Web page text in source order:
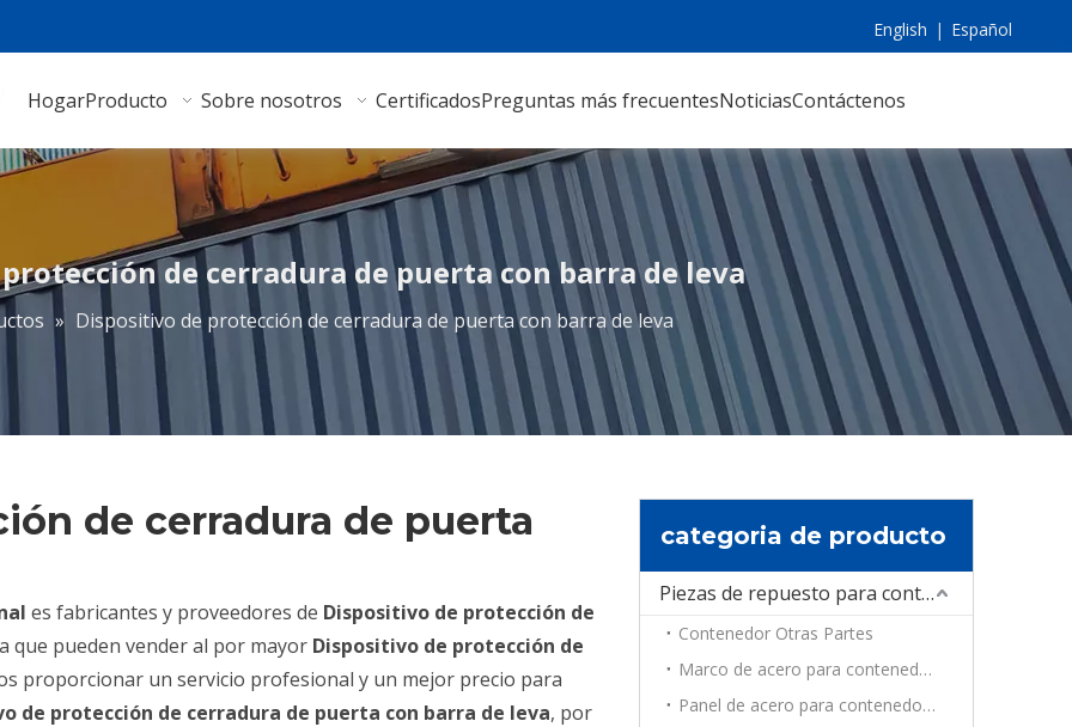
English | Español
HogarProducto Sobre nosotros CertificadosPreguntas más frecuentesNoticiasContáctenos
de cerradura de puerta con barra de leva
» Dispositivo de protección de cerradura de puerta con barra de leva
de cerradura de puerta
es fabricantes y proveedores de Dispositivo de protección de
que pueden vender al por mayor Dispositivo de protección de
proporcionar un servicio profesional y un mejor precio para
de protección de cerradura de puerta con barra de leva, por
categoria de producto
Piezas de repuesto para contenedores
Contenedor Otras Partes
Marco de acero para contenedores
Panel de acero para contenedores